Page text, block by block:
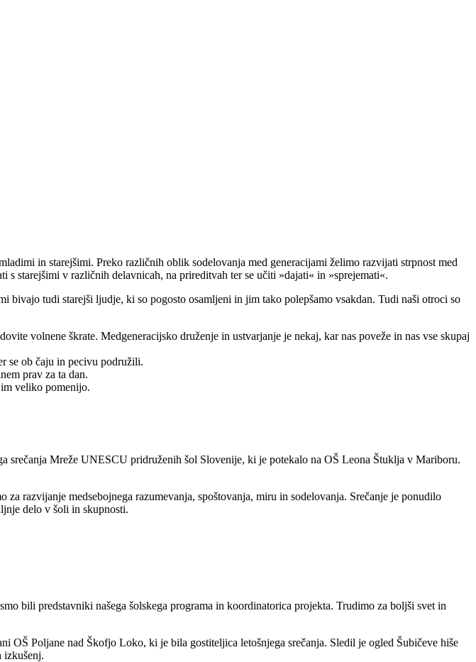
in starejšimi. Preko različnih oblik sodelovanja med generacijami želimo razvijati strpnost med
starejšimi v različnih delavnicah, na prireditvah ter se učiti »dajati« in »sprejemati«.
tudi starejši ljudje, ki so pogosto osamljeni in jim tako polepšamo vsakdan. Tudi naši otroci so
volnene škrate. Medgeneracijsko druženje in ustvarjanje je nekaj, kar nas poveže in nas vse skupaj
se ob čaju in pecivu podružili.
prav za ta dan.
veliko pomenijo.
srečanja Mreže UNESCU pridruženih šol Slovenije, ki je potekalo na OŠ Leona Štuklja v Mariboru.
razvijanje medsebojnega razumevanja, spoštovanja, miru in sodelovanja. Srečanje je ponudilo
delo v šoli in skupnosti.
bili predstavniki našega šolskega programa in koordinatorica projekta. Trudimo za boljši svet in
OŠ Poljane nad Škofjo Loko, ki je bila gostiteljica letošnjega srečanja. Sledil je ogled Šubičeve hiše
izkušenj.